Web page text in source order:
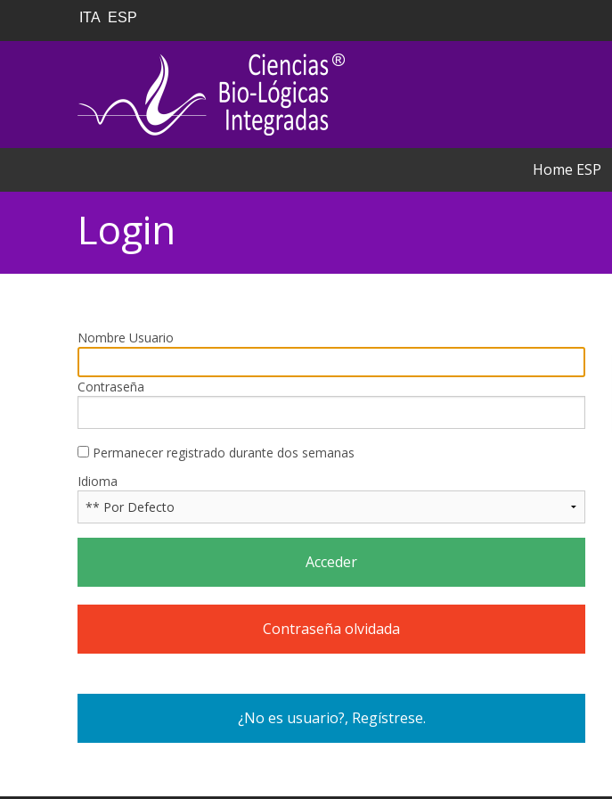
ITA ESP
Home ESP
Login
Nombre Usuario
Contraseña
Permanecer registrado durante dos semanas
Idioma
Acceder
Contraseña olvidada
¿No es usuario?, Regístrese.